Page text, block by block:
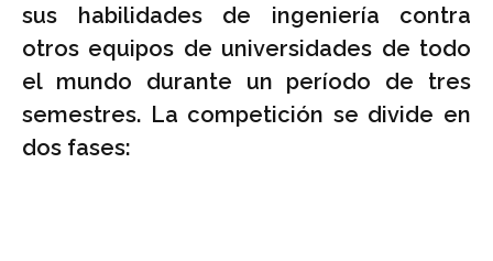
sus habilidades de ingeniería contra
otros equipos de universidades de todo
el mundo durante un período de tres
semestres. La competición se divide en
dos fases: